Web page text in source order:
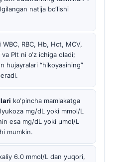
natija bo‘lishi
WBC, RBC, Hb, Hct, MCV,
Plt ni o‘z ichiga oladi;
hujayralari “hikoyasining”
ko‘pincha mamlakatga
mg/dL yoki mmol/L
esa mg/dL yoki µmol/L
mumkin.
6.0 mmol/L dan yuqori,